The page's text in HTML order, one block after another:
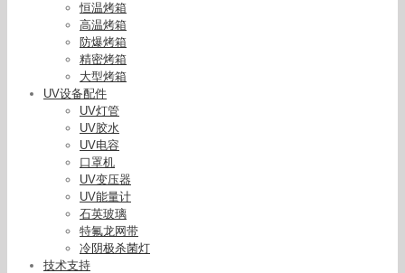
恒温烤箱
高温烤箱
防爆烤箱
精密烤箱
大型烤箱
UV设备配件
UV灯管
UV胶水
UV电容
口罩机
UV变压器
UV能量计
石英玻璃
特氟龙网带
冷阴极杀菌灯
技术支持
紫外线固化机_可定做紫外线固化机uv光固机小型